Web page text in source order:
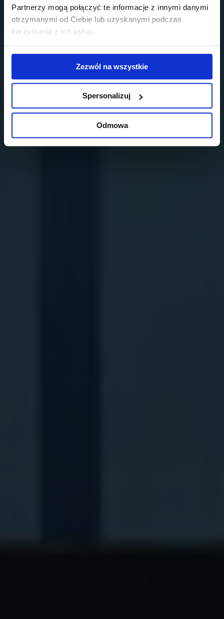
Partnerzy mogą połączyć te informacje z innymi danymi
otrzymanymi od Ciebie lub uzyskanymi podczas
korzystania z ich usług.
Zezwól na wszystkie
Spersonalizuj
Odmowa